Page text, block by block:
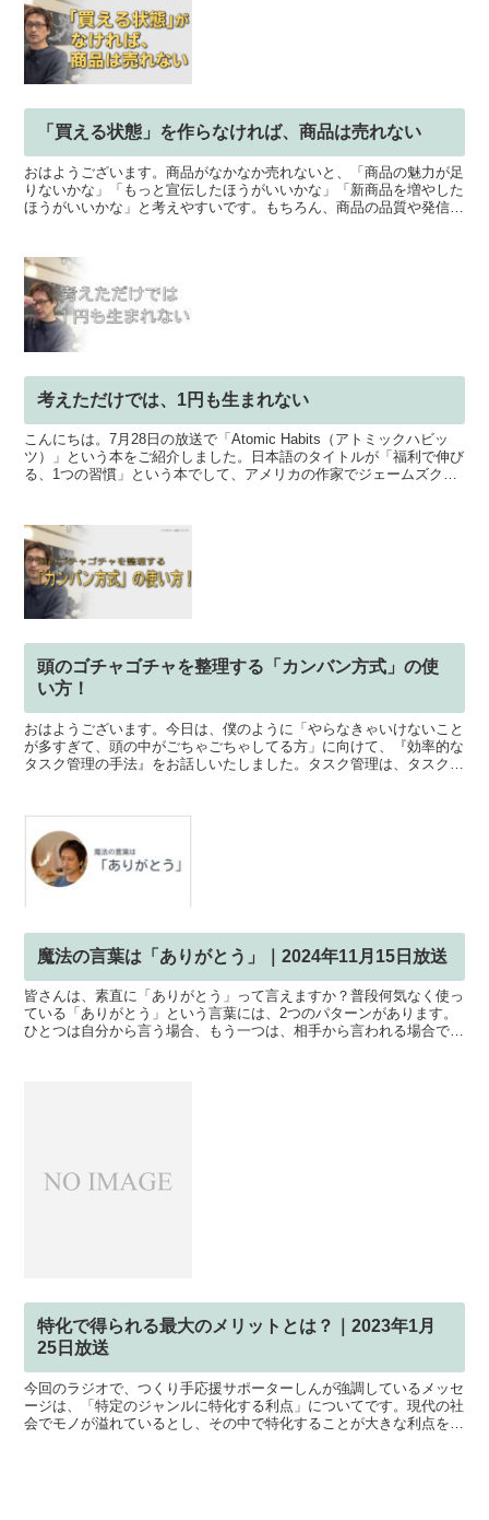
「買える状態」を作らなければ、商品は売れない
おはようございます。商品がなかなか売れないと、「商品の魅力が足
りないかな」「もっと宣伝したほうがいいかな」「新商品を増やした
ほうがいいかな」と考えやすいです。もちろん、商品の品質や発信は
考えただけでは、1円も生まれない
こんにちは。7月28日の放送で「Atomic Habits（アトミックハビッ
ツ）」という本をご紹介しました。日本語のタイトルが「福利で伸び
る、1つの習慣」という本でして、アメリカの作家でジェームズクリ
頭のゴチャゴチャを整理する「カンバン方式」の使
い方！
おはようございます。今日は、僕のように「やらなきゃいけないこと
が多すぎて、頭の中がごちゃごちゃしてる方」に向けて、『効率的な
タスク管理の手法』をお話しいたしました。タスク管理は、タスク
魔法の言葉は「ありがとう」｜2024年11月15日放送
皆さんは、素直に「ありがとう」って言えますか？普段何気なく使っ
ている「ありがとう」という言葉には、2つのパターンがあります。
ひとつは自分から言う場合、もう一つは、相手から言われる場合で
特化で得られる最大のメリットとは？｜2023年1月
25日放送
今回のラジオで、つくり手応援サポーターしんが強調しているメッセ
ージは、「特定のジャンルに特化する利点」についてです。現代の社
会でモノが溢れているとし、その中で特化することが大きな利点を生